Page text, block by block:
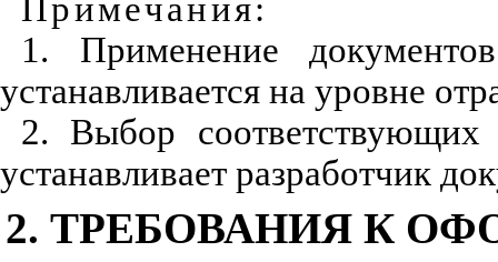
Примечания:
1. Применение
устанавливается на уровне
2. Выбор соответствующих
устанавливает разработчик
2. ТРЕБОВАНИЯ К